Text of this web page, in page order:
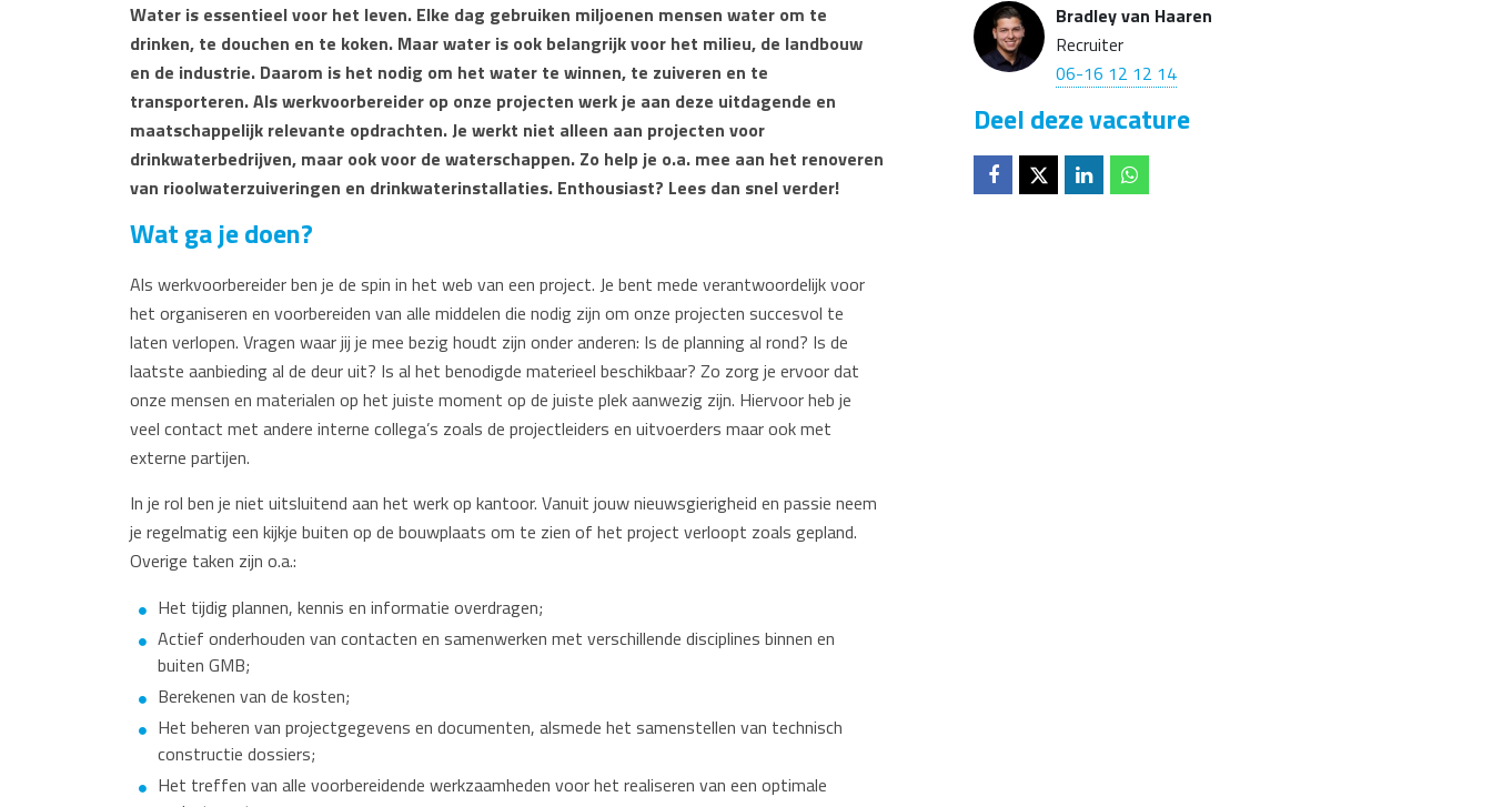
Water is essentieel voor het leven. Elke dag gebruiken miljoenen mensen water om te
drinken, te douchen en te koken. Maar water is ook belangrijk voor het milieu, de landbouw
en de industrie. Daarom is het nodig om het water te winnen, te zuiveren en te
transporteren. Als werkvoorbereider op onze projecten werk je aan deze uitdagende en
maatschappelijk relevante opdrachten. Je werkt niet alleen aan projecten voor
drinkwaterbedrijven, maar ook voor de waterschappen. Zo help je o.a. mee aan het renoveren
van rioolwaterzuiveringen en drinkwaterinstallaties. Enthousiast? Lees dan snel verder!
Wat ga je doen?
Als werkvoorbereider ben je de spin in het web van een project. Je bent mede verantwoordelijk voor
het organiseren en voorbereiden van alle middelen die nodig zijn om onze projecten succesvol te
laten verlopen. Vragen waar jij je mee bezig houdt zijn onder anderen: Is de planning al rond? Is de
laatste aanbieding al de deur uit? Is al het benodigde materieel beschikbaar? Zo zorg je ervoor dat
onze mensen en materialen op het juiste moment op de juiste plek aanwezig zijn. Hiervoor heb je
veel contact met andere interne collega’s zoals de projectleiders en uitvoerders maar ook met
externe partijen.
In je rol ben je niet uitsluitend aan het werk op kantoor. Vanuit jouw nieuwsgierigheid en passie neem
je regelmatig een kijkje buiten op de bouwplaats om te zien of het project verloopt zoals gepland.
Overige taken zijn o.a.:
Het tijdig plannen, kennis en informatie overdragen;
Actief onderhouden van contacten en samenwerken met verschillende disciplines binnen en
buiten GMB;
Berekenen van de kosten;
Het beheren van projectgegevens en documenten, alsmede het samenstellen van technisch
constructie dossiers;
Het treffen van alle voorbereidende werkzaamheden voor het realiseren van een optimale
Bradley van Haaren
Recruiter
06-16 12 12 14
Deel deze vacature
Deel op Deel op Deel op Deel op